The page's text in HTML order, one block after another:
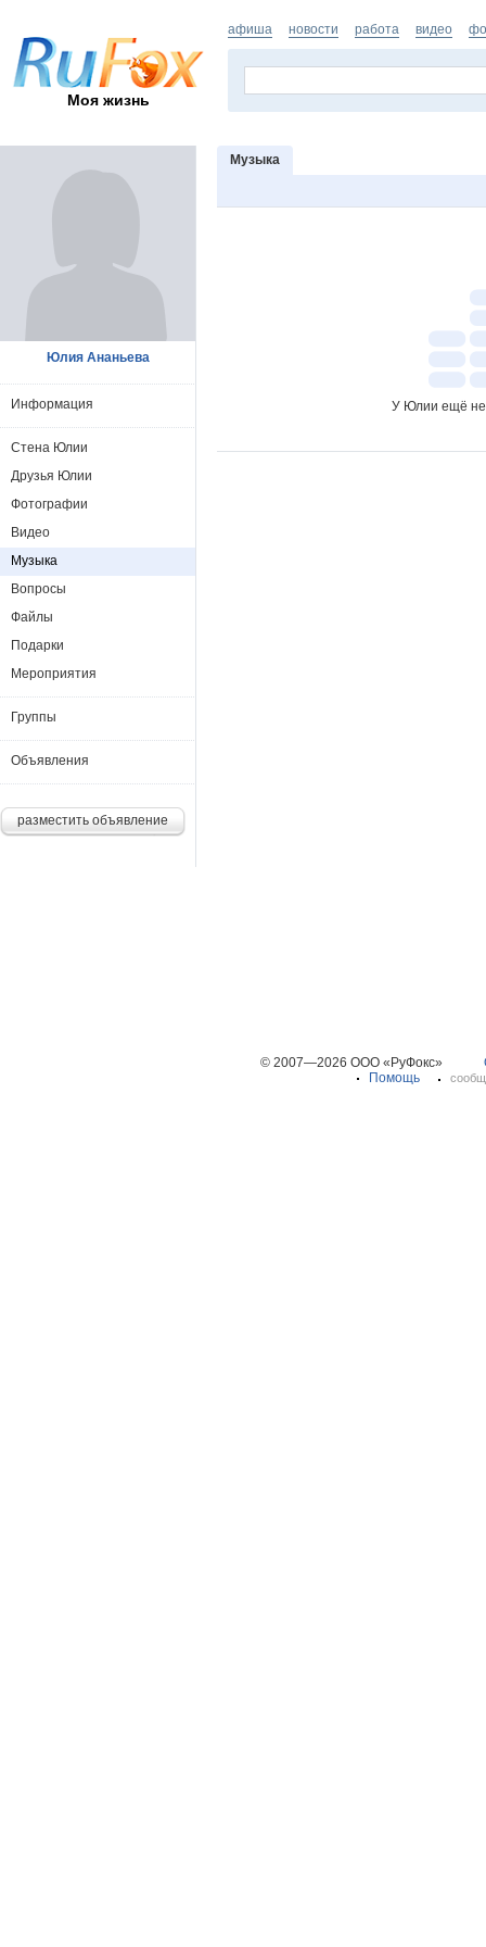
Моя жизнь
афиша новости работа видео
Музыка
У Юлии ещё
Юлия Ананьева
Информация
Стена Юлии
Друзья Юлии
Фотографии
Видео
Музыка
Вопросы
Файлы
Подарки
Мероприятия
Группы
Объявления
разместить объявление
© 2007—2026 ООО «РуФокс»
Помощь